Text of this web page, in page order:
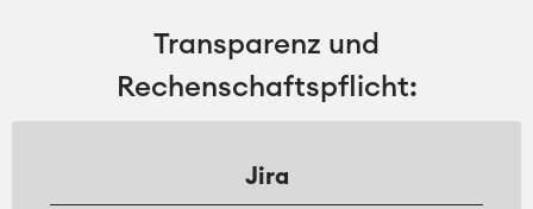
Transparenz und
Rechenschaftspflicht:
Jira